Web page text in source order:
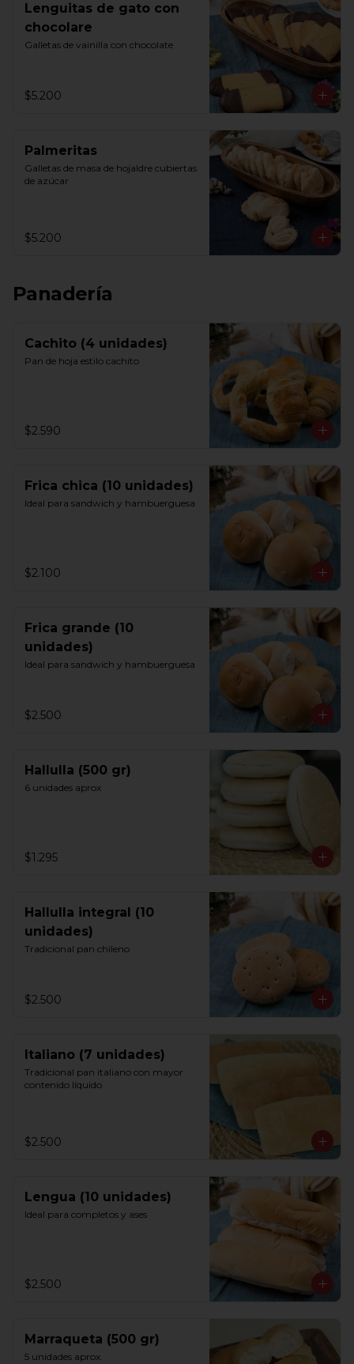
Lenguitas de gato con
chocolare
Galletas de vainilla con chocolate
$5.200
Palmeritas
Galletas de masa de hojaldre cubiertas
de azúcar
$5.200
Panadería
Cachito (4 unidades)
Pan de hoja estilo cachito
$2.590
Frica chica (10 unidades)
Ideal para sandwich y hambuerguesa
$2.100
Frica grande (10
unidades)
Ideal para sandwich y hambuerguesa
$2.500
Hallulla (500 gr)
6 unidades aprox
$1.295
Hallulla integral (10
unidades)
Tradicional pan chileno
$2.500
Italiano (7 unidades)
Tradicional pan italiano con mayor
contenido líquido
$2.500
Lengua (10 unidades)
Ideal para completos y ases
$2.500
Marraqueta (500 gr)
5 unidades aprox.